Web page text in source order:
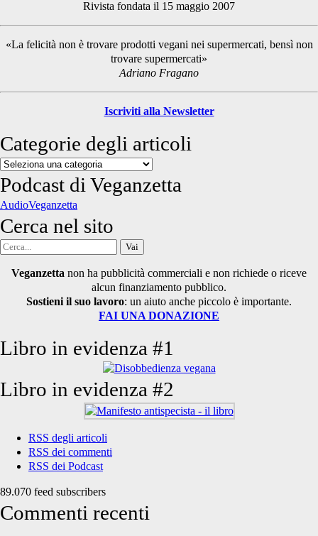
Sidebar
Rivista fondata il 15 maggio 2007
«La felicità non è trovare prodotti vegani nei supermercati, bensì non
trovare supermercati»
Adriano Fragano
Iscriviti alla Newsletter
Categorie degli articoli
Categorie
degli
articoli
Podcast di Veganzetta
AudioVeganzetta
Cerca nel sito
Cerca
Veganzetta non ha pubblicità commerciali e non richiede o riceve
alcun finanziamento pubblico.
Sostieni il suo lavoro: un aiuto anche piccolo è importante.
FAI UNA DONAZIONE
Libro in evidenza #1
Libro in evidenza #2
RSS degli articoli
RSS dei commenti
RSS dei Podcast
89.070 feed subscribers
Commenti recenti